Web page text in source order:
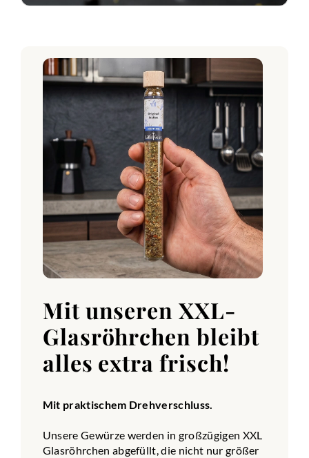
Mit unseren XXL-
Glasröhrchen bleibt
alles extra frisch!
Mit praktischem Drehverschluss.
Unsere Gewürze werden in großzügigen XXL
Glasröhrchen abgefüllt, die nicht nur größer